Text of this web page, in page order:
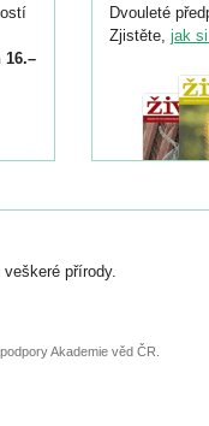
Dvouleté
Zjistěte, jak
přírody.
Akademie věd ČR.